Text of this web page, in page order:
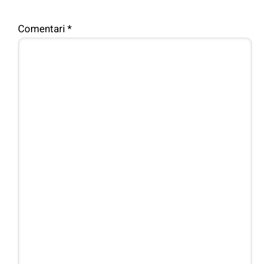
Comentari *